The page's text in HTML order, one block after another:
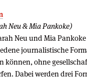
Neu & Mia Pankoke)
Neu und Mia
journalistische
können, ohne
Dabei werden drei